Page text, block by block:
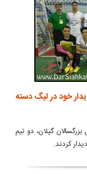
خود در لیگ دسته
گیلان، دو تیم
کردند.